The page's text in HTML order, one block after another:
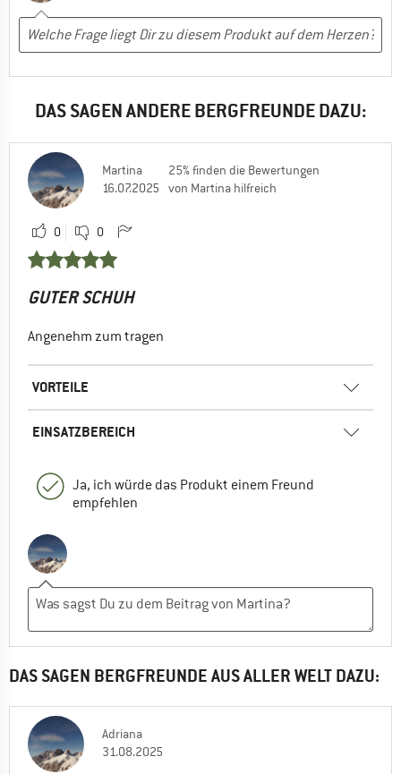
DAS SAGEN ANDERE BERGFREUNDE DAZU:
Martina
16.07.2025
25% finden die Bewertungen
von Martina hilfreich
0 0
GUTER SCHUH
Angenehm zum tragen
VORTEILE
EINSATZBEREICH
Ja, ich würde das Produkt einem Freund
empfehlen
DAS SAGEN BERGFREUNDE AUS ALLER WELT DAZU:
Adriana
31.08.2025